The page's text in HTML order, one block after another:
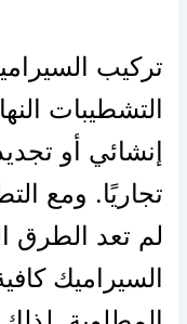
تركيب
التشطيبات
إنشائي أو
تجاريًا. ومع
لم تعد الطرق
السيراميك